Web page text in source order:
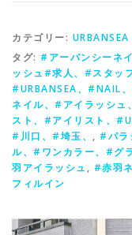
カテゴリー:
タグ: #アーバンシーネ
ッシュ#求人、#スタッ
#URBANSEA、#NAIL
ネイル、#アイラッシ
スト、#アイリスト、
#川口、#埼玉、 , #パラ
ル、#ワンカラー、#グ
羽アイラッシュ , #赤羽
フィルイン